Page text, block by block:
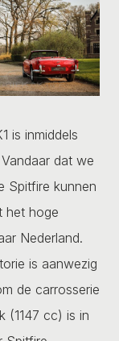
is inmiddels
dat we
Spitfire kunnen
het hoge
Nederland.
is aanwezig
de carrosserie
(1147 cc) is in